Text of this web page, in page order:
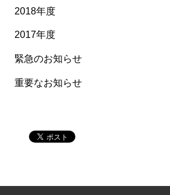
2018年度
2017年度
緊急のお知らせ
重要なお知らせ